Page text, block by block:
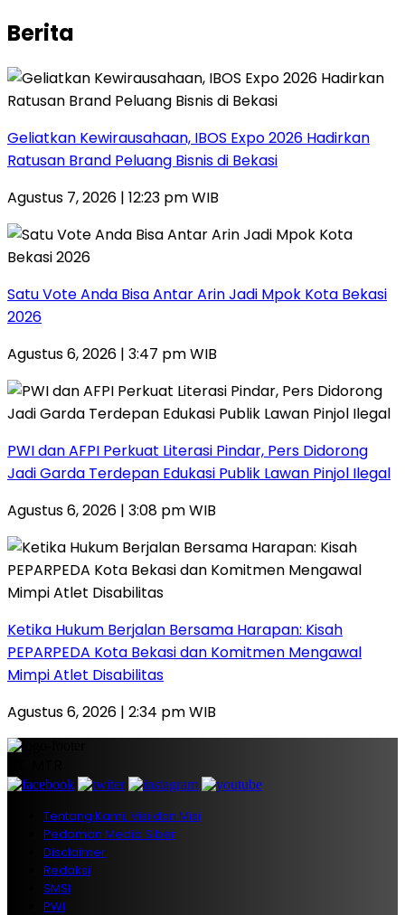
Berita
‎Geliatkan Kewirausahaan, IBOS Expo 2026 Hadirkan
Ratusan Brand Peluang Bisnis di Bekasi
Agustus 7, 2026 | 12:23 pm WIB
Satu Vote Anda Bisa Antar Arin Jadi Mpok Kota Bekasi
2026
Agustus 6, 2026 | 3:47 pm WIB
PWI dan AFPI Perkuat Literasi Pindar, Pers Didorong
Jadi Garda Terdepan Edukasi Publik Lawan Pinjol Ilegal
Agustus 6, 2026 | 3:08 pm WIB
Ketika Hukum Berjalan Bersama Harapan: Kisah
PEPARPEDA Kota Bekasi dan Komitmen Mengawal
Mimpi Atlet Disabilitas
Agustus 6, 2026 | 2:34 pm WIB
Tentang Kami, Visi dan Misi
Pedoman Media Siber
Disclaimer
Redaksi
SMSI
PWI